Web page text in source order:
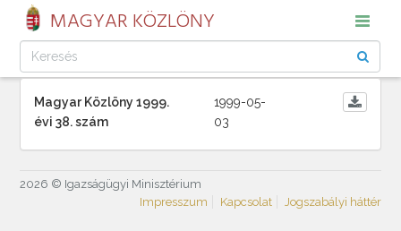
MAGYAR KÖZLÖNY
Magyar Közlöny 1999.
évi 38. szám
1999-05-
03
2026 © Igazságügyi Minisztérium
Impresszum
Kapcsolat Jogszabályi háttér